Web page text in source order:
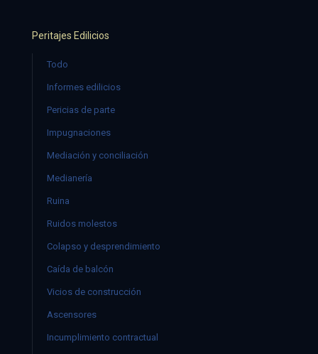
Peritajes Edilicios
Todo
Informes edilicios
Pericias de parte
Impugnaciones
Mediación y conciliación
Medianería
Ruina
Ruidos molestos
Colapso y desprendimiento
Caída de balcón
Vicios de construcción
Ascensores
Incumplimiento contractual